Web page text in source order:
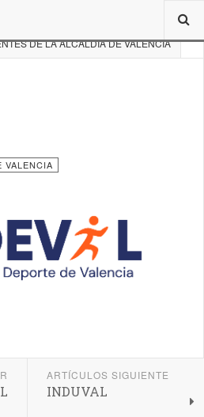
DE LA ALCALDÍA DE VALENCIA
VALENCIA
ARTÍCULOS SIGUIENTE
INDUVAL